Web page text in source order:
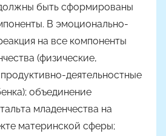
быть сформированы
В эмоционально-
на все компоненты
(физические,
деятельностные
объединение
младенчества на
материнской сферы;